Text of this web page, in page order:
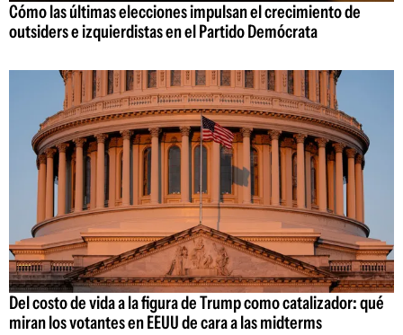
Cómo las últimas elecciones impulsan el crecimiento de
outsiders e izquierdistas en el Partido Demócrata
Del costo de vida a la figura de Trump como catalizador: qué
miran los votantes en EEUU de cara a las midterms